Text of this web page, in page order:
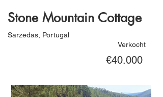
Stone Mountain Cottage
Sarzedas, Portugal
Verkocht
€40.000